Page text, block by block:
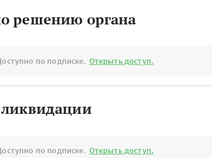
решению органа
по подписке. Открыть доступ.
по подписке. Открыть доступ.